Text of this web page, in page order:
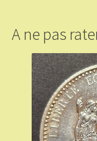
A ne pas